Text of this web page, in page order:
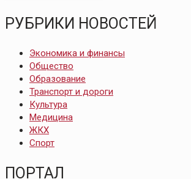
РУБРИКИ НОВОСТЕЙ
Экономика и финансы
Общество
Образование
Транспорт и дороги
Культура
Медицина
ЖКХ
Спорт
ПОРТАЛ